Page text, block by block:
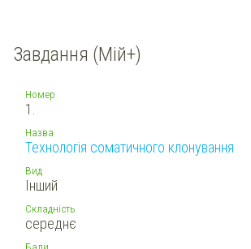
Завдання (Мій+)
Номер
1.
Назва
Технологія соматичного клонування
Вид
Інший
Складність
середнє
Бали